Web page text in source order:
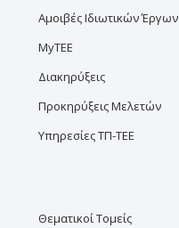
Αμοιβές Ιδιωτικών Έργων
MyTEE
Διακηρύξεις
Προκηρύξεις Μελετών
Υπηρεσίες ΤΠ-ΤΕΕ
Θεματικοί Τομείς